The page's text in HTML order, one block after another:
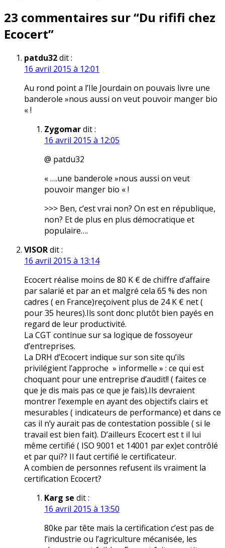
23 commentaires sur “Du rififi chez
Ecocert”
patdu32dit :
16 avril 2015 à 12:01
Au rond point a l’Ile Jourdain on pouvais livre une
banderole »nous aussi on veut pouvoir manger bio
« !
Zygomardit :
16 avril 2015 à 12:05
@ patdu32
« ….une banderole »nous aussi on veut
pouvoir manger bio « !
>>> Ben, c’est vrai non? On est en république,
non? Et de plus en plus démocratique et
populaire….
VISORdit :
16 avril 2015 à 13:14
Ecocert réalise moins de 80 K € de chiffre d’affaire
par salarié et par an et malgré cela 65 % des non
cadres ( en France)reçoivent plus de 24 K € net (
pour 35 heures).Ils sont donc plutôt bien payés en
regard de leur productivité.
La CGT continue sur sa logique de fossoyeur
d’entreprises.
La DRH d’Ecocert indique sur son site qu’ils
privilégient l’approche » informelle » : ce qui est
choquant pour une entreprise d’audit!! ( faites ce
que je dis mais pas ce que je fais).Ils devraient
montrer l’exemple en ayant des objectifs clairs et
mesurables ( indicateurs de performance) et dans ce
cas il n’y aurait pas de contestation possible ( si le
travail est bien fait). D’ailleurs Ecocert est t il lui
même certifié ( ISO 9001 et 14001 par ex)et contrôlé
et par qui?? Il faut certifié le certificateur.
A combien de personnes refusent ils vraiment la
certification Ecocert?
Karg se dit :
16 avril 2015 à 13:50
80ke par tête mais la certification c’est pas de
l’industrie ou l’agriculture mécanisée, les